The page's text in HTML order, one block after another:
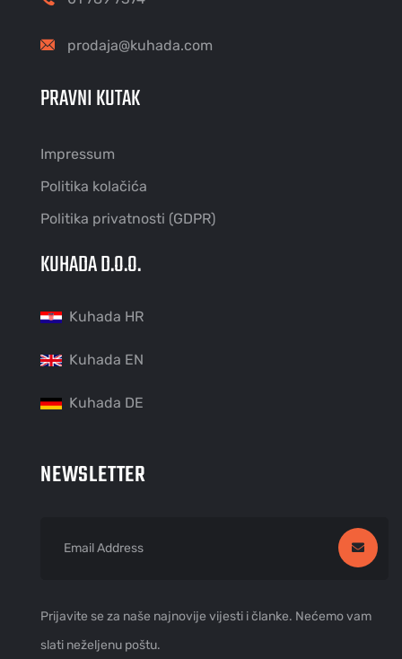
prodaja@kuhada.com
PRAVNI KUTAK
Impressum
Politika kolačića
Politika privatnosti (GDPR)
KUHADA D.O.O.
Kuhada HR
Kuhada EN
Kuhada DE
NEWSLETTER
Prijavite se za naše najnovije vijesti i članke. Nećemo vam
slati neželjenu poštu.